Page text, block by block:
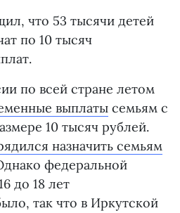
что 53 тысячи детей
по 10 тысяч
по всей стране летом
выплаты семьям с
10 тысяч рублей.
назначить семьям
федеральной
до 18 лет
так что в Иркутской